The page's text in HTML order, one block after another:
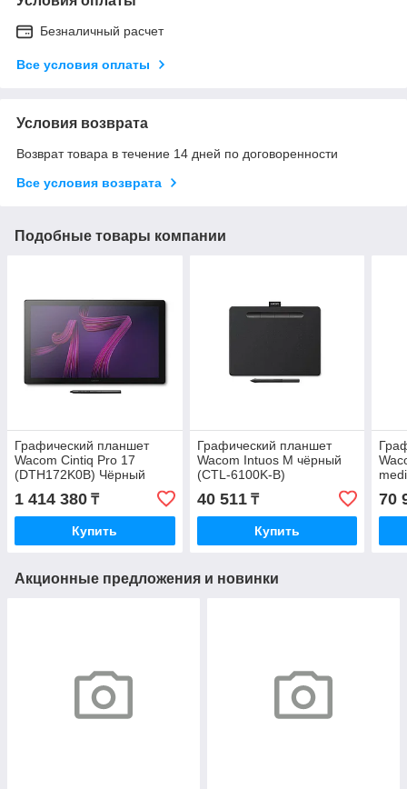
Безналичный расчет
Все условия оплаты
Условия возврата
Возврат товара в течение 14 дней по договоренности
Все условия возврата
Подобные товары компании
Графический планшет
Wacom Cintiq Pro 17
(DTH172K0B) Чёрный
1 414 380 ₸
Купить
Графический планшет
Wacom Intuos M чёрный
(CTL-6100K-B)
40 511₸
Купить
70
Акционные предложения и новинки